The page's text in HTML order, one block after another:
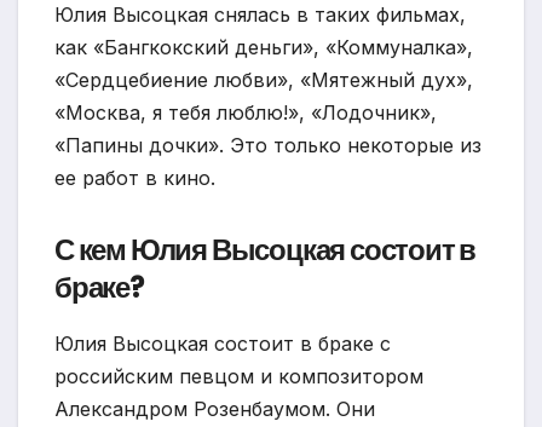
Юлия Высоцкая снялась в таких фильмах,
как «Бангкокский деньги», «Коммуналка»,
«Сердцебиение любви», «Мятежный дух»,
«Москва, я тебя люблю!», «Лодочник»,
«Папины дочки». Это только некоторые из
ее работ в кино.
С кем Юлия Высоцкая состоит в
браке?
Юлия Высоцкая состоит в браке с
российским певцом и композитором
Александром Розенбаумом. Они